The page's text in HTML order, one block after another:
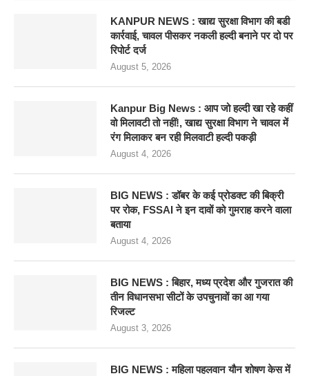
KANPUR NEWS : खाद्य सुरक्षा विभाग की बडी
कार्रवाई, चावल पीसकर नकली हल्दी बनाने पर दो पर
रिपोर्ट दर्ज
August 5, 2026
Kanpur Big News : आप जो हल्दी खा रहे कहीं
वो मिलावटी तो नहीं!, खाद्य सुरक्षा विभाग ने चावल में
रंग मिलाकर बन रही मिलवाटी हल्दी पकड़ी
August 4, 2026
BIG NEWS : डॉबर के कई प्रोडक्ट की बिक्री
पर रोक, FSSAI ने इन दावों को गुमराह करने वाला
बताया
August 4, 2026
BIG NEWS : बिहार, मध्य प्रदेश और गुजरात की
तीन विधानसभा सीटों के उपचुनावों का आ गया
रिजल्ट
August 3, 2026
BIG NEWS : महिला पहलवान यौन शोषण केस में